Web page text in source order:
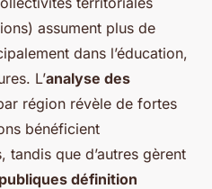
assument plus de
dans l’éducation,
L’analyse des
région révèle de fortes
bénéficient
tandis que d’autres gèrent
définition